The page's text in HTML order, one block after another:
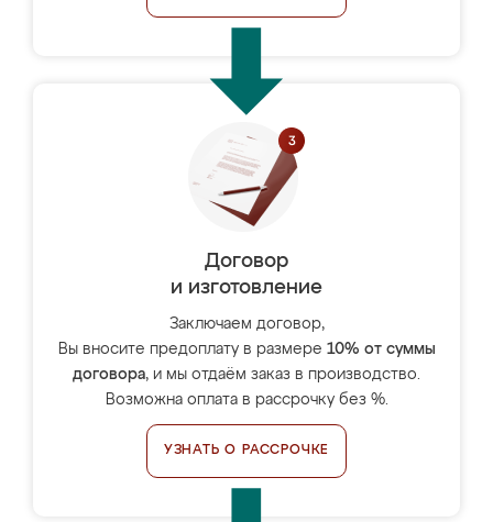
Договор
и изготовление
Заключаем договор,
Вы вносите предоплату в размере 10% от суммы
договора, и мы отдаём заказ в производство.
Возможна оплата в рассрочку без %.
УЗНАТЬ О РАССРОЧКЕ